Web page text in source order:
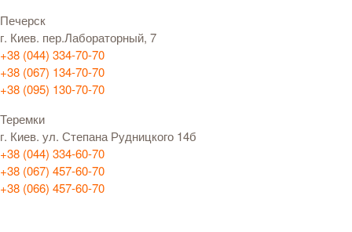
Печерск
г. Киев. пер.Лабораторный, 7
+38 (044) 334-70-70
+38 (067) 134-70-70
+38 (095) 130-70-70
Теремки
г. Киев. ул. Степана Рудницкого 14б
+38 (044) 334-60-70
+38 (067) 457-60-70
+38 (066) 457-60-70